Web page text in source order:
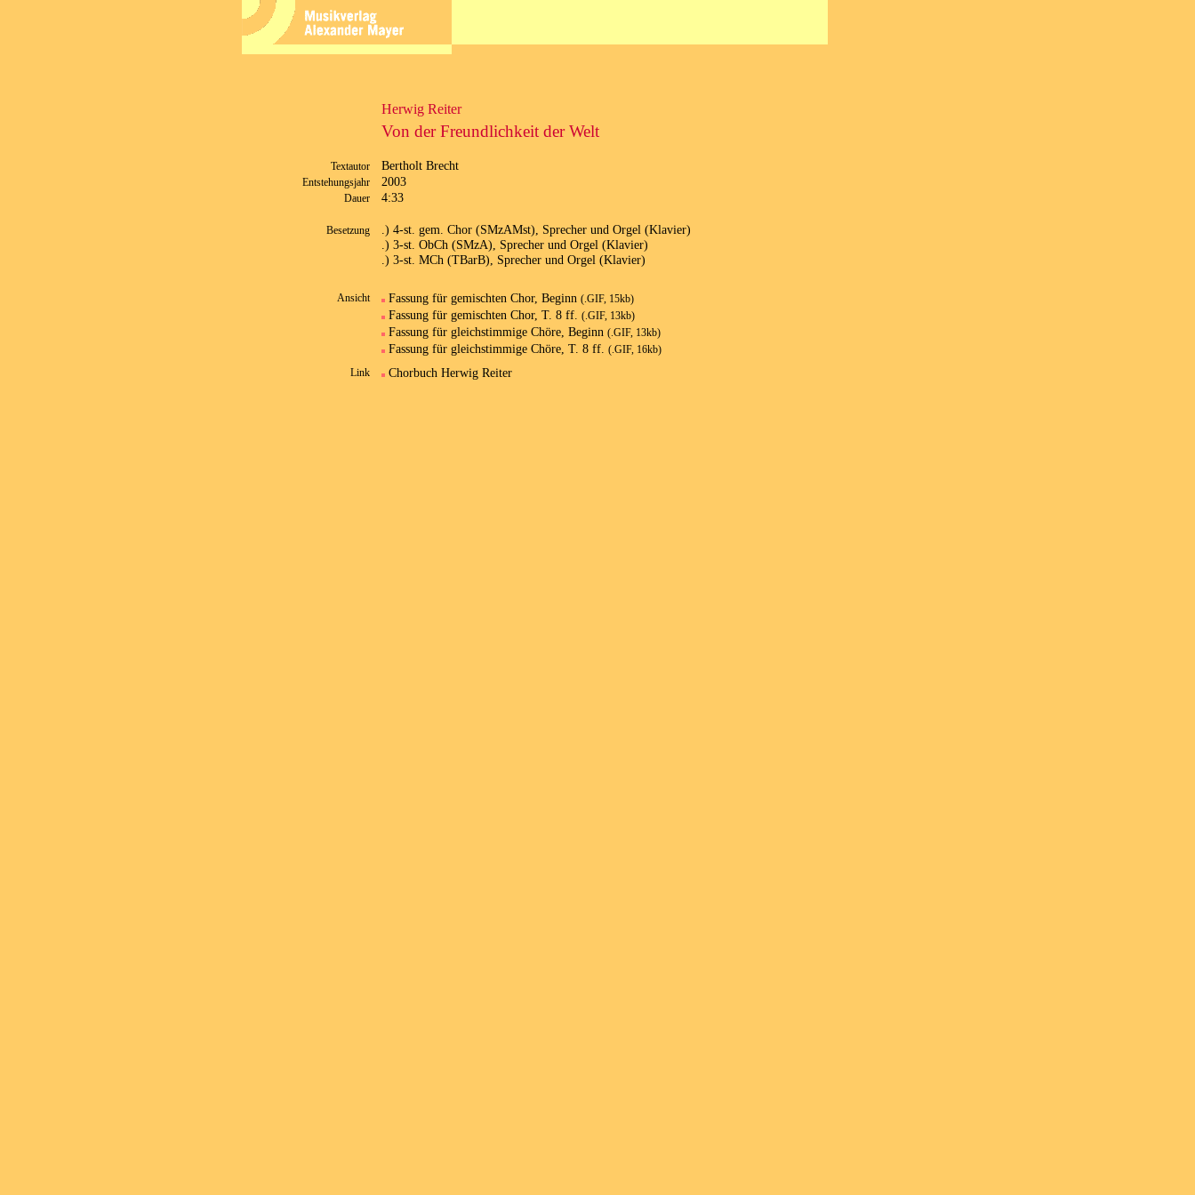
Herwig Reiter
Von der Freundlichkeit der Welt
Textautor Bertholt Brecht
Entstehungsjahr 2003
Dauer 4:33
Besetzung
.) 4-st. gem. Chor (SMzAMst), Sprecher und Orgel (Klavier)
.) 3-st. ObCh (SMzA), Sprecher und Orgel (Klavier)
.) 3-st. MCh (TBarB), Sprecher und Orgel (Klavier)
Ansicht Fassung für gemischten Chor, Beginn (.GIF, 15kb)
Fassung für gemischten Chor, T. 8 ff. (.GIF, 13kb)
Fassung für gleichstimmige Chöre, Beginn (.GIF, 13kb)
Fassung für gleichstimmige Chöre, T. 8 ff. (.GIF, 16kb)
Link
Chorbuch Herwig Reiter